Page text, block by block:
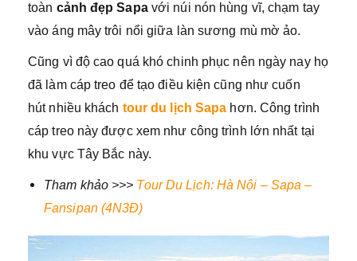
toàn cảnh đẹp Sapa với núi nón hùng vĩ, chạm tay
vào áng mây trôi nổi giữa làn sương mù mờ ảo.
Cũng vì độ cao quá khó chinh phục nên ngày nay họ
đã làm cáp treo để tạo điều kiện cũng như cuốn
hút nhiều khách tour du lịch Sapa hơn. Công trình
cáp treo này được xem như công trình lớn nhất tại
khu vực Tây Bắc này.
Tham khảo >>> Tour Du Lịch: Hà Nội – Sapa –
Fansipan (4N3Đ)